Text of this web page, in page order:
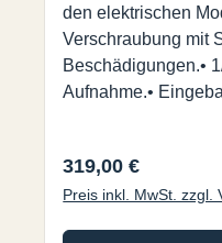
den elektrischen
Verschraubung mit
Beschädigungen.•
Aufnahme.•
LED-Licht und
Weitere Infos in
Regulärer Preis:
319,00 €
Preis inkl. MwSt. zzgl.